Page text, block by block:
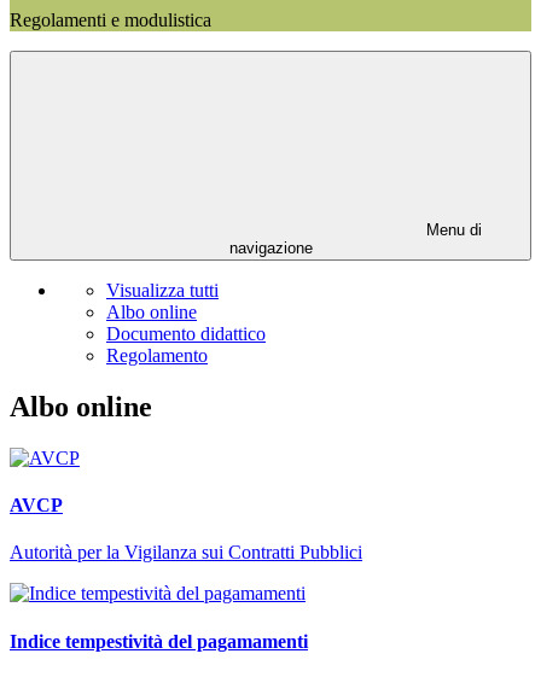
Regolamenti e modulistica
Menu di
navigazione
Visualizza tutti
Albo online
Documento didattico
Regolamento
Albo online
AVCP
Autorità per la Vigilanza sui Contratti Pubblici
Indice tempestività del pagamamenti